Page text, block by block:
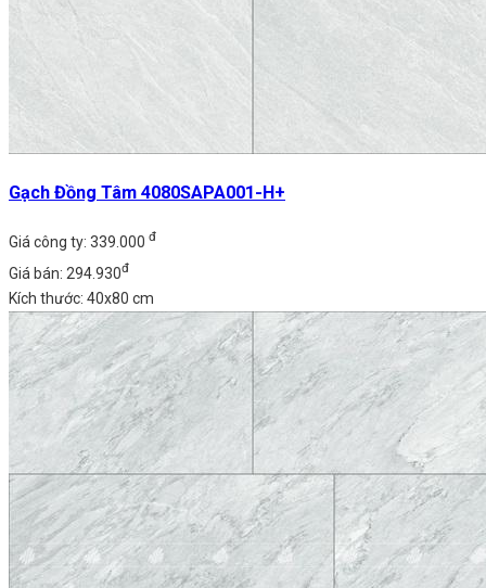
Gạch Đồng Tâm 4080SAPA001-H+
Giá công ty: 339.000 đ
Giá bán: 294.930đ
Kích thước: 40x80 cm